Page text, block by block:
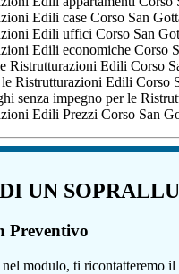
Edili case Corso San
Edili uffici Corso San
Edili economiche Corso
Ristrutturazioni Edili Corso
le Ristrutturazioni Edili Corso
senza impegno per le
Edili Prezzi Corso San
UN
Preventivo
modulo, ti ricontatteremo il